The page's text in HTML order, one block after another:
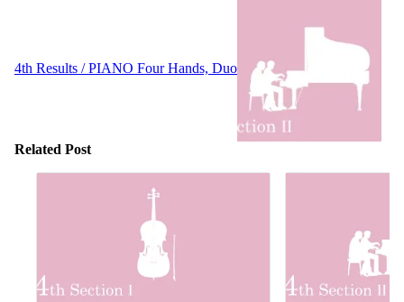
4th Results / PIANO Four Hands, Duo
Related Post